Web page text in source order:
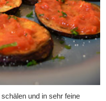
schälen und in sehr feine